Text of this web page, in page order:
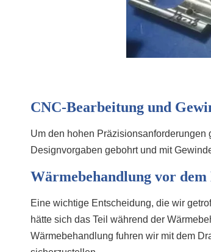
CNC-Bearbeitung und
Um den hohen
Designvorgaben gebohrt und mit
Wärmebehandlung vor dem
Eine wichtige Entscheidung, die wir
hätte sich das Teil während der
Wärmebehandlung fuhren wir mit dem